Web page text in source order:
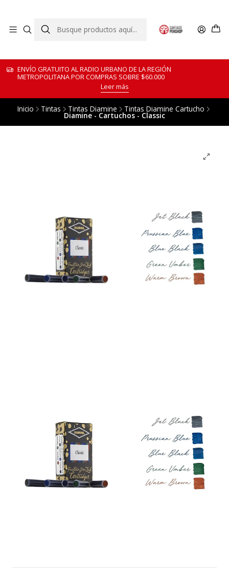
ENVÍO GRATUITO AL RADIO URBANO DE LA REGIÓN
METROPOLITANA POR COMPRAS SOBRE $60.000
Leer más
Inicio Tintas Tintas Diamine Tintas Diamine Cartucho
Diamine - Cartuchos - Classic